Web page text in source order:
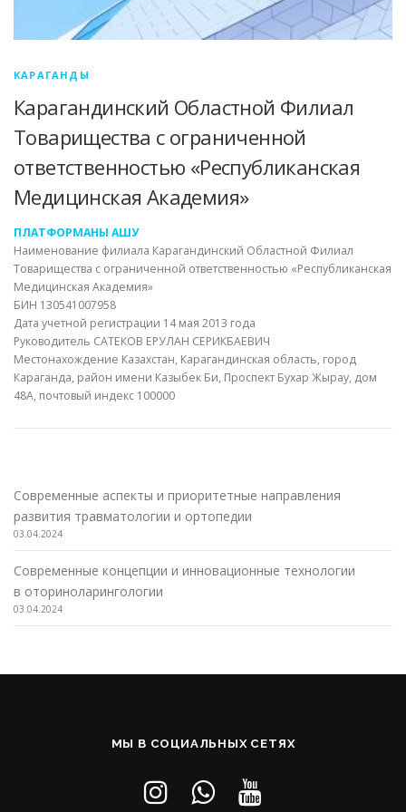
КАРАГАНДЫ
Карагандинский Областной Филиал
Товарищества с ограниченной
ответственностью «Республиканская
Медицинская Академия»
ПЛАТФОРМАНЫ АШУ
Наименование филиала Карагандинский Областной Филиал
Товарищества с ограниченной ответственностью «Республиканская
Медицинская Академия»
БИН 130541007958
Дата учетной регистрации 14 мая 2013 года
Руководитель САТЕКОВ ЕРУЛАН СЕРИКБАЕВИЧ
Местонахождение Казахстан, Карагандинская область, город
Караганда, район имени Казыбек Би, Проспект Бухар Жырау, дом
48А, почтовый индекс 100000
Современные аспекты и приоритетные направления
развития травматологии и ортопедии
03.04.2024
Современные концепции и инновационные технологии
в оториноларингологии
03.04.2024
МЫ В СОЦИАЛЬНЫХ СЕТЯХ